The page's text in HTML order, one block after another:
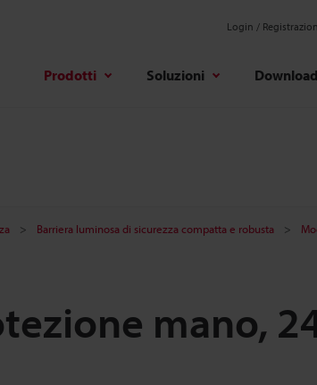
Login /
Prodotti Soluzioni Download
Barriera luminosa di sicurezza compatta e robusta
mano,